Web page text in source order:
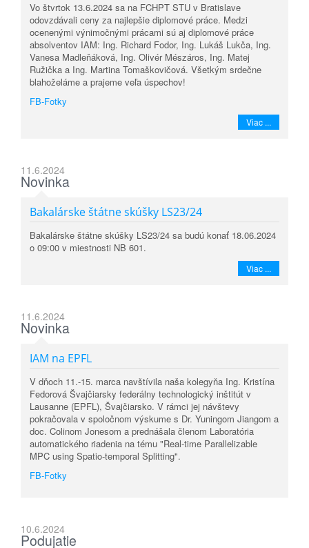
Vo štvrtok 13.6.2024 sa na FCHPT STU v Bratislave
odovzdávali ceny za najlepšie diplomové práce. Medzi
ocenenými výnimočnými prácami sú aj diplomové práce
absolventov IAM: Ing. Richard Fodor, Ing. Lukáš Lukča, Ing.
Vanesa Madleňáková, Ing. Olivér Mészáros, Ing. Matej
Ružička a Ing. Martina Tomaškovičová. Všetkým srdečne
blahoželáme a prajeme veľa úspechov!
FB-Fotky
Viac ...
11.6.2024
Novinka
Bakalárske štátne skúšky LS23/24
Bakalárske štátne skúšky LS23/24 sa budú konať 18.06.2024
o 09:00 v miestnosti NB 601.
Viac ...
11.6.2024
Novinka
IAM na EPFL
V dňoch 11.-15. marca navštívila naša kolegyňa Ing. Kristína
Fedorová Švajčiarsky federálny technologický inštitút v
Lausanne (EPFL), Švajčiarsko. V rámci jej návštevy
pokračovala v spoločnom výskume s Dr. Yuningom Jiangom a
doc. Colinom Jonesom a prednášala členom Laboratória
automatického riadenia na tému "Real-time Parallelizable
MPC using Spatio-temporal Splitting".
FB-Fotky
10.6.2024
Podujatie